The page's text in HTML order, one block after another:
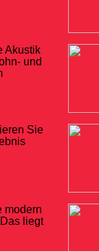
Akustik
und
Sie
modern
liegt